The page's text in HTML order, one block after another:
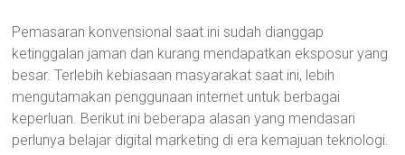
Pemasaran konvensional saat ini sudah dianggap
ketinggalan jaman dan kurang mendapatkan eksposur yang
besar. Terlebih kebiasaan masyarakat saat ini, lebih
mengutamakan penggunaan internet untuk berbagai
keperluan. Berikut ini beberapa alasan yang mendasari
perlunya belajar digital marketing di era kemajuan teknologi.